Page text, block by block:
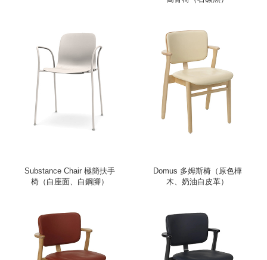
Substance Chair 極簡扶手
椅（白座面、白鋼腳）
Domus 多姆斯椅（原色樺
木、奶油白皮革）